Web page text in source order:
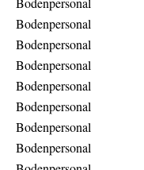
Bodenpersonal
Bodenpersonal
Bodenpersonal
Bodenpersonal
Bodenpersonal
Bodenpersonal
Bodenpersonal